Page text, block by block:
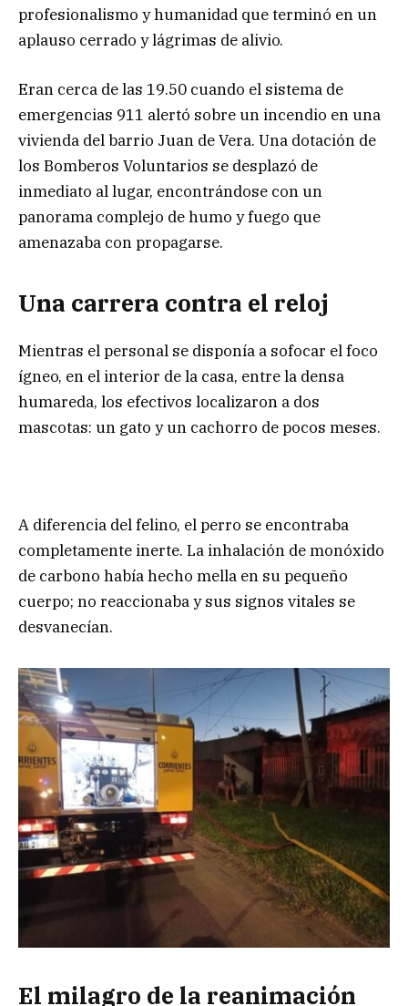
profesionalismo y humanidad que terminó en un
aplauso cerrado y lágrimas de alivio.
Eran cerca de las 19.50 cuando el sistema de
emergencias 911 alertó sobre un incendio en una
vivienda del barrio Juan de Vera. Una dotación de
los Bomberos Voluntarios se desplazó de
inmediato al lugar, encontrándose con un
panorama complejo de humo y fuego que
amenazaba con propagarse.
Una carrera contra el reloj
Mientras el personal se disponía a sofocar el foco
ígneo, en el interior de la casa, entre la densa
humareda, los efectivos localizaron a dos
mascotas: un gato y un cachorro de pocos meses.
A diferencia del felino, el perro se encontraba
completamente inerte. La inhalación de monóxido
de carbono había hecho mella en su pequeño
cuerpo; no reaccionaba y sus signos vitales se
desvanecían.
El milagro de la reanimación